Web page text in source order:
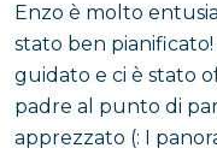
Enzo è molto
stato ben
guidato e ci è stato
padre al punto di
apprezzato (: I